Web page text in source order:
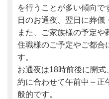
を行うことが多い傾向で
日のお通夜、翌日に葬儀
また、ご家族様の予定
住職様のご予定やご都合
す。
お通夜は18時前後に開
約に合わせて午前中～正
般的です。